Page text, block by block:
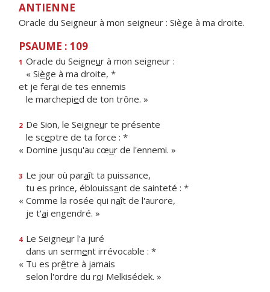
ANTIENNE
Oracle du Seigneur à mon seigneur : Siège à ma droite.
PSAUME : 109
1 Oracle du Seigneur à mon seigneur :
« Siège à ma droite, *
et je ferai de tes ennemis
le marchepied de ton trône. »
2 De Sion, le Seigneur te présente
le sceptre de ta force : *
« Domine jusqu'au cœur de l'ennemi. »
3 Le jour où paraît ta puissance,
tu es prince, éblouissant de sainteté : *
« Comme la rosée qui naît de l'aurore,
je t'ai engendré. »
4 Le Seigneur l'a juré
dans un serment irrévocable : *
« Tu es prêtre à jamais
selon l'ordre du roi Melkisédek. »